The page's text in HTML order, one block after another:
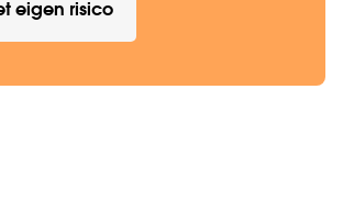
eigen risico